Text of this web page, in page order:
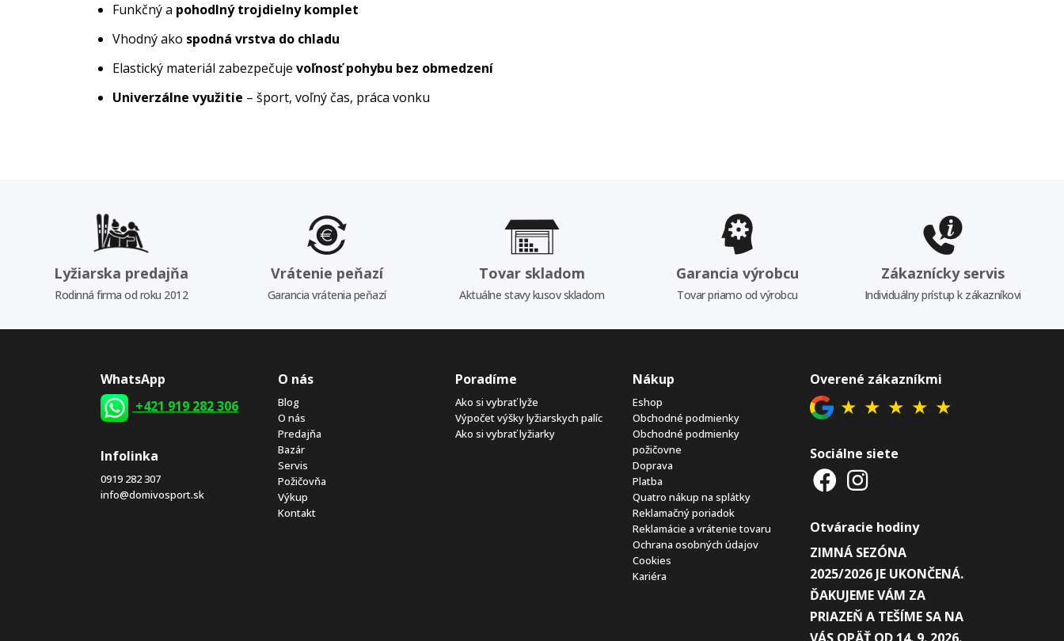
Funkčný a pohodlný trojdielny komplet
Vhodný ako spodná vrstva do chladu
Elastický materiál zabezpečuje voľnosť pohybu bez obmedzení
Univerzálne využitie – šport, voľný čas, práca vonku
Lyžiarska predajňa
Rodinná firma od roku 2012
Vrátenie peňazí
Garancia vrátenia peňazí
Tovar skladom
Aktuálne stavy kusov skladom
Garancia výrobcu
Tovar priamo od výrobcu
Zákaznícky servis
Individuálny prístup k zákazníkovi
WhatsApp
+421 919 282 306
Infolinka
0919 282 307
info@domivosport.sk
O nás
Blog
O nás
Predajňa
Bazár
Servis
Požičovňa
Výkup
Kontakt
Poradíme
Ako si vybrať lyže
Výpočet výšky lyžiarskych palíc
Ako si vybrať lyžiarky
Nákup
Eshop
Obchodné podmienky
Obchodné podmienky
požičovne
Doprava
Platba
Quatro nákup na splátky
Reklamačný poriadok
Reklamácie a vrátenie tovaru
Ochrana osobných údajov
Cookies
Kariéra
Overené zákazníkmi
★ ★ ★ ★ ★
Sociálne siete
Otváracie hodiny
ZIMNÁ SEZÓNA
2025/2026 JE UKONČENÁ.
ĎAKUJEME VÁM ZA
PRIAZEŇ A TEŠÍME SA NA